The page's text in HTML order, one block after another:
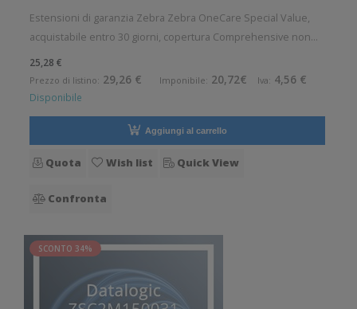
Estensioni di garanzia Zebra Zebra OneCare Special Value,
acquistabile entro 30 giorni, copertura Comprehensive non
inclusa, per: Stampanti Desktop Durata contratto: 2 anni
25,28 €
Prezzo di listino: 29,26 € Imponibile: 20,72€ Iva: 4,56 €
Disponibile
Aggiungi al carrello
Quota Wish list Quick View
Confronta
SCONTO 34%